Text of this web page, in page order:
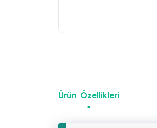
Ürün Özellikleri